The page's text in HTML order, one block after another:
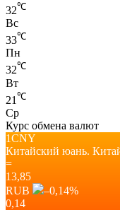
32℃
Вс
33℃
Пн
32℃
Вт
21 ℃
Ср
Курс обмена валют
1CNY
Китайский юань.
=
13,85
RUB
–0,14%
0,14